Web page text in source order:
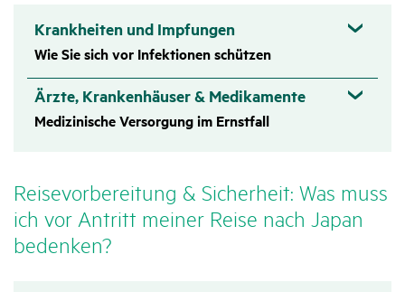
Krankheiten und Impfungen
Wie Sie sich vor Infektionen schützen
Ärzte, Krankenhäuser & Medikamente
Medizinische Versorgung im Ernstfall
Reise­vor­be­rei­tung & Sicher­heit: Was muss
ich vor Antritt meiner Reise nach Japan
bedenken?